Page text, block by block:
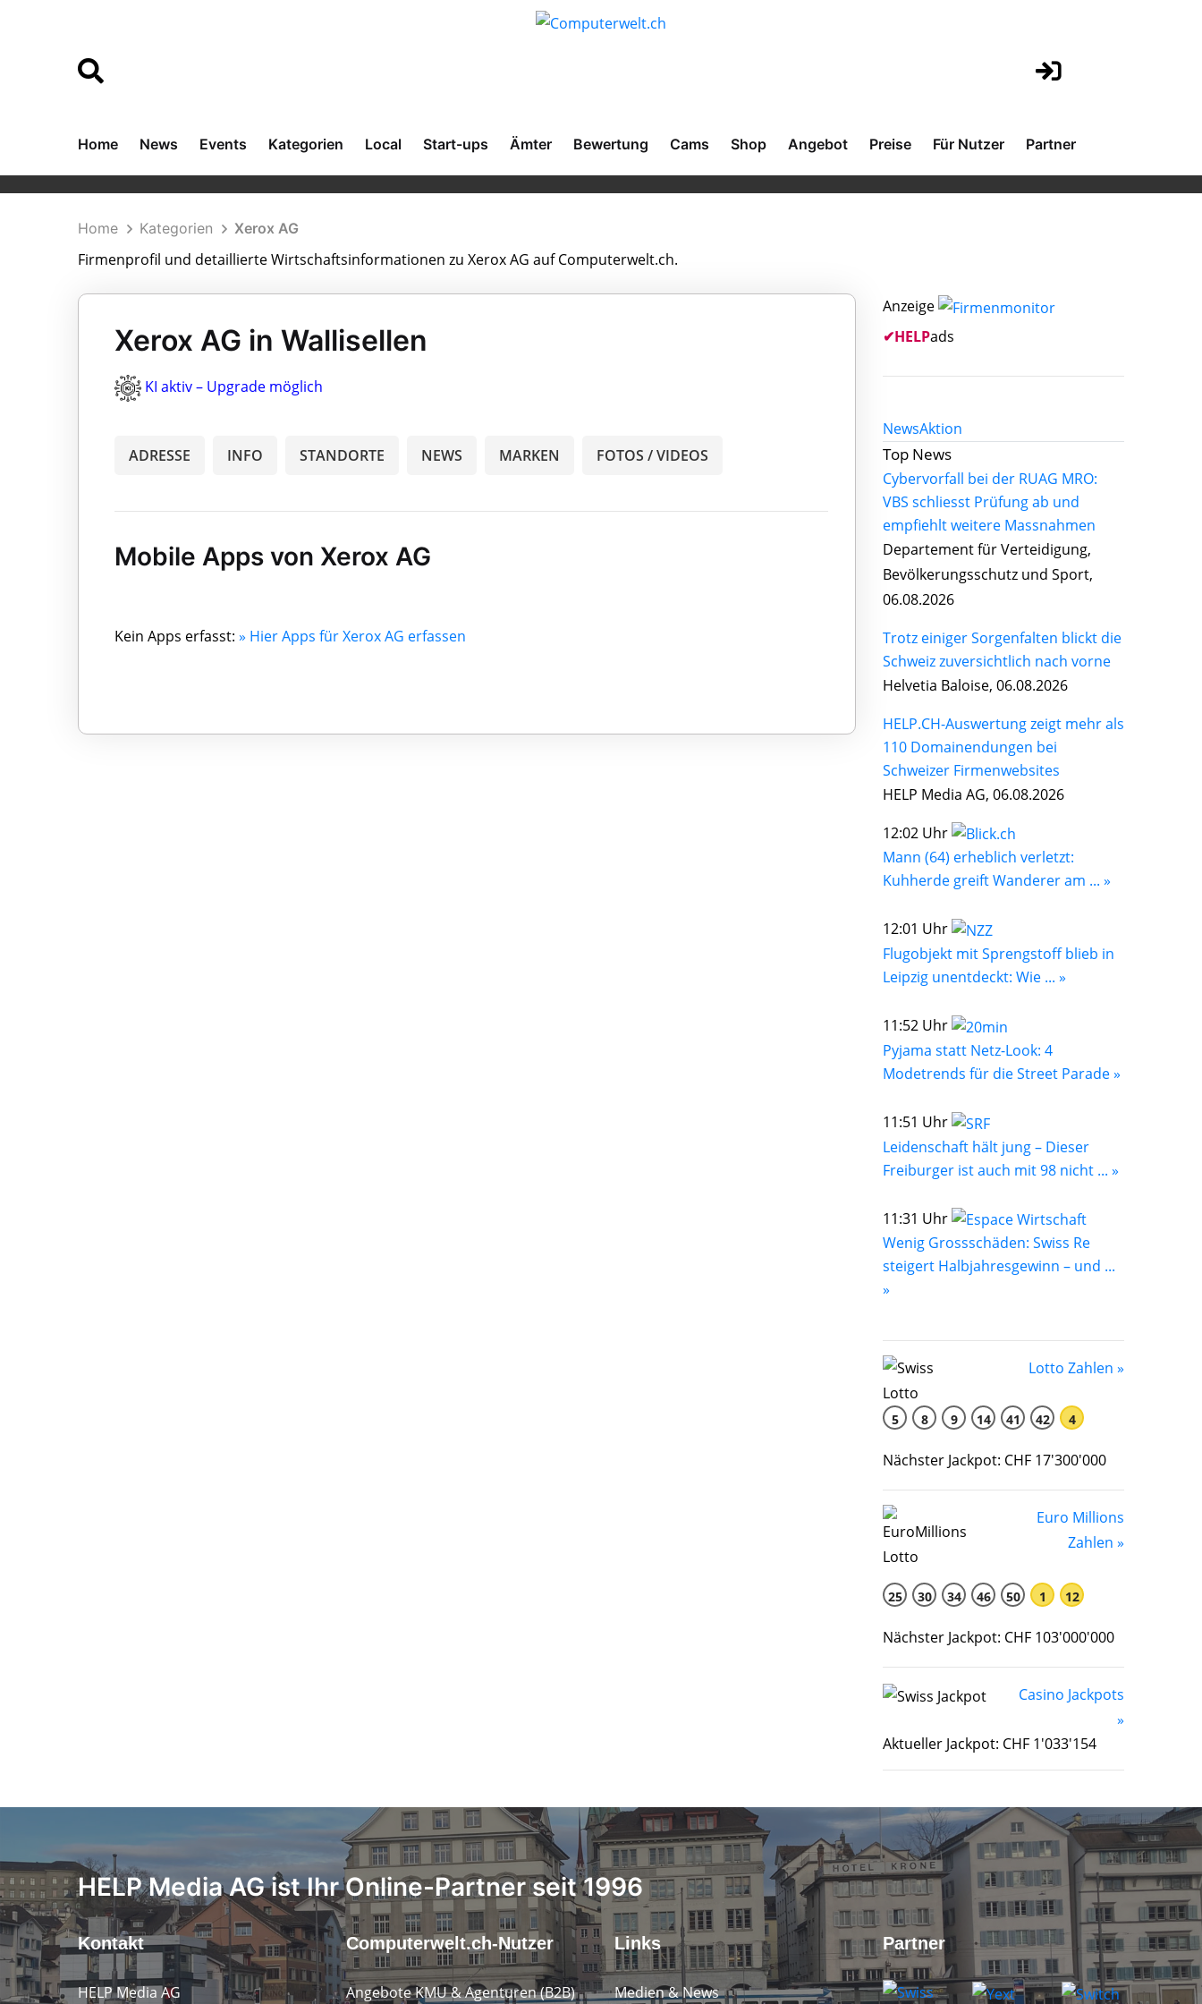
Home News Events Kategorien Local Start-ups Ämter Bewertung Cams Shop Angebot Preise Für Nutzer Partner
Home Kategorien Xerox AG
Firmenprofil und detaillierte Wirtschaftsinformationen zu Xerox AG auf Computerwelt.ch.
Xerox AG in Wallisellen
KI aktiv – Upgrade möglich
ADRESSE INFO STANDORTE NEWS MARKEN FOTOS / VIDEOS
Mobile Apps von Xerox AG
Kein Apps erfasst: » Hier Apps für Xerox AG erfassen
Anzeige
✔HELPads
NewsAktion
Top News
Cybervorfall bei der RUAG MRO:
VBS schliesst Prüfung ab und
empfiehlt weitere Massnahmen
Departement für Verteidigung,
Bevölkerungsschutz und Sport,
06.08.2026
Trotz einiger Sorgenfalten blickt die
Schweiz zuversichtlich nach vorne
Helvetia Baloise, 06.08.2026
HELP.CH-Auswertung zeigt mehr als
110 Domainendungen bei
Schweizer Firmenwebsites
HELP Media AG, 06.08.2026
12:02 Uhr
Mann (64) erheblich verletzt:
Kuhherde greift Wanderer am ... »
12:01 Uhr
Flugobjekt mit Sprengstoff blieb in
Leipzig unentdeckt: Wie ... »
11:52 Uhr
Pyjama statt Netz-Look: 4
Modetrends für die Street Parade »
11:51 Uhr
Leidenschaft hält jung – Dieser
Freiburger ist auch mit 98 nicht ... »
11:31 Uhr
Wenig Grossschäden: Swiss Re
steigert Halbjahresgewinn – und ...
»
Lotto Zahlen »
5 8 9 14 41 42 4
Nächster Jackpot: CHF 17'300'000
Euro Millions
Zahlen »
25 30 34 46 50 1 12
Nächster Jackpot: CHF 103'000'000
Casino Jackpots
»
Aktueller Jackpot: CHF 1'033'154
HELP Media AG ist Ihr Online-Partner seit 1996
Kontakt
HELP Media AG
Computerwelt.ch-Nutzer
Angebote KMU & Agenturen (B2B)
Links
Medien & News
Partner